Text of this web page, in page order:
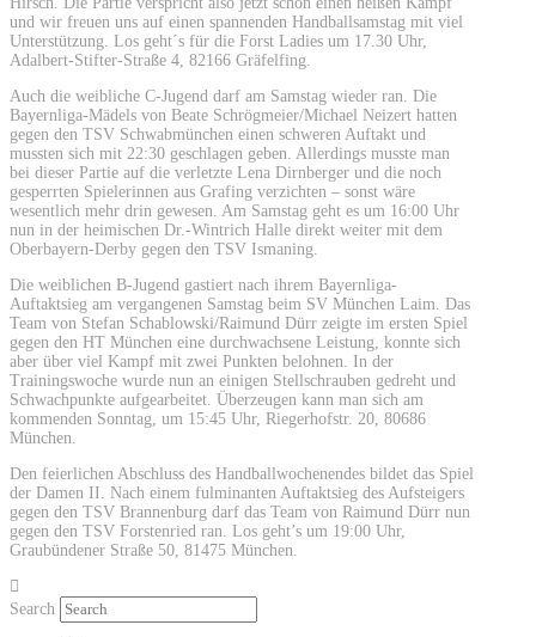
und wir freuen uns auf einen spannenden Handballsamstag mit viel
Unterstützung. Los geht´s für die Forst Ladies um 17.30 Uhr,
Adalbert-Stifter-Straße 4, 82166 Gräfelfing.
Auch die weibliche C-Jugend darf am Samstag wieder ran. Die
Bayernliga-Mädels von Beate Schrögmeier/Michael Neizert hatten
gegen den TSV Schwabmünchen einen schweren Auftakt und
mussten sich mit 22:30 geschlagen geben. Allerdings musste man
bei dieser Partie auf die verletzte Lena Dirnberger und die noch
gesperrten Spielerinnen aus Grafing verzichten – sonst wäre
wesentlich mehr drin gewesen. Am Samstag geht es um 16:00 Uhr
nun in der heimischen Dr.-Wintrich Halle direkt weiter mit dem
Oberbayern-Derby gegen den TSV Ismaning.
Die weiblichen B-Jugend gastiert nach ihrem Bayernliga-
Auftaktsieg am vergangenen Samstag beim SV München Laim. Das
Team von Stefan Schablowski/Raimund Dürr zeigte im ersten Spiel
gegen den HT München eine durchwachsene Leistung, konnte sich
aber über viel Kampf mit zwei Punkten belohnen. In der
Trainingswoche wurde nun an einigen Stellschrauben gedreht und
Schwachpunkte aufgearbeitet. Überzeugen kann man sich am
kommenden Sonntag, um 15:45 Uhr, Riegerhofstr. 20, 80686
München.
Den feierlichen Abschluss des Handballwochenendes bildet das Spiel
der Damen II. Nach einem fulminanten Auftaktsieg des Aufsteigers
gegen den TSV Brannenburg darf das Team von Raimund Dürr nun
gegen den TSV Forstenried ran. Los geht’s um 19:00 Uhr,
Graubündener Straße 50, 81475 München.
Search